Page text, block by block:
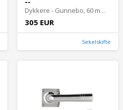
Dykkere - Gunnebo, 60 mm, 250 stk. - hvid
305 EUR
Sekelskifte